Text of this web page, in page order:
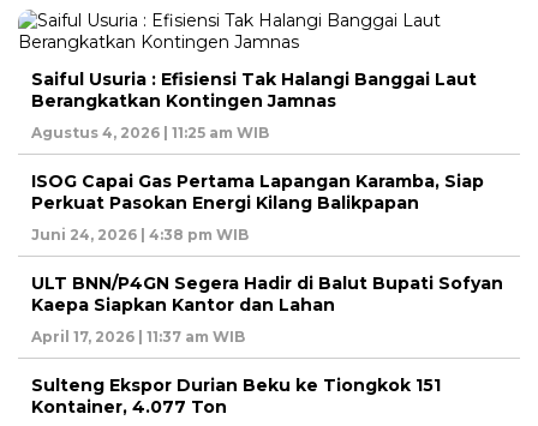
Saiful Usuria : Efisiensi Tak Halangi Banggai Laut
Berangkatkan Kontingen Jamnas
Agustus 4, 2026 | 11:25 am WIB
ISOG Capai Gas Pertama Lapangan Karamba, Siap
Perkuat Pasokan Energi Kilang Balikpapan
Juni 24, 2026 | 4:38 pm WIB
ULT BNN/P4GN Segera Hadir di Balut Bupati Sofyan
Kaepa Siapkan Kantor dan Lahan
April 17, 2026 | 11:37 am WIB
Sulteng Ekspor Durian Beku ke Tiongkok 151
Kontainer, 4.077 Ton